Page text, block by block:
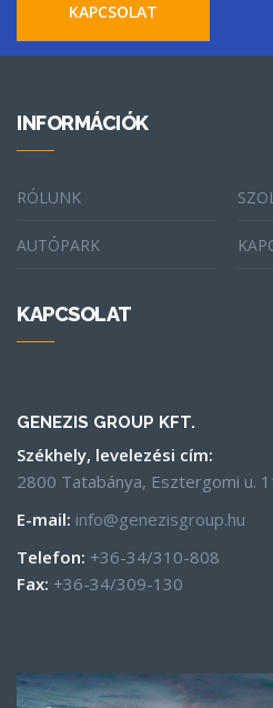
KAPCSOLAT
INFORMÁCIÓK
RÓLUNK
AUTÓPARK
KAPCSOLAT
GENEZIS GROUP KFT.
Székhely, levelezési cím:
2800 Tatabánya, Esztergomi u.
E-mail: info@genezisgroup.hu
Telefon: +36-34/310-808
Fax: +36-34/309-130